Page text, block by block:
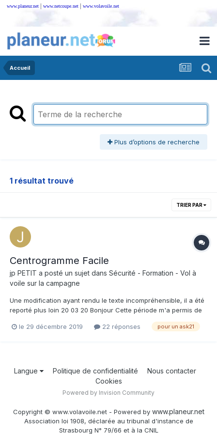
www.planeur.net | www.netcoupe.net | www.volavoile.net
Accueil
Plus d’options de recherche
1 résultat trouvé
TRIER PAR
Centrogramme Facile
jp PETIT a posté un sujet dans Sécurité - Formation - Vol à
voile sur la campagne
Une modification ayant rendu le texte incompréhensible, il a été
reporté plus loin 20 03 20 Bonjour Cette période m'a permis de
changé ou qui demandait une autorisation ; ci dessous ( voir
le 29 décembre 2019 22 réponses pour un ask21
Langue Politique de confidentialité
Nous contacter
Cookies
Powered by Invision Community
Copyright © www.volavoile.net - Powered by www.planeur.net
Association loi 1908, déclarée au tribunal d'instance de
Strasbourg N° 79/66 et à la CNIL